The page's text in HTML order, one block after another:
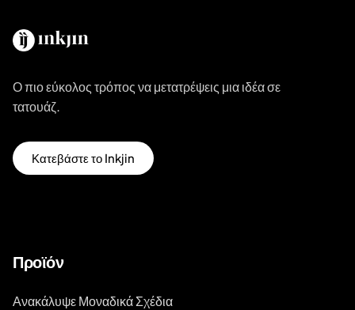
Ο πιο εύκολος τρόπος να μετατρέψεις μια ιδέα σε
τατουάζ.
Κατεβάστε το Inkjin
Προϊόν
Ανακάλυψε Μοναδικά Σχέδια